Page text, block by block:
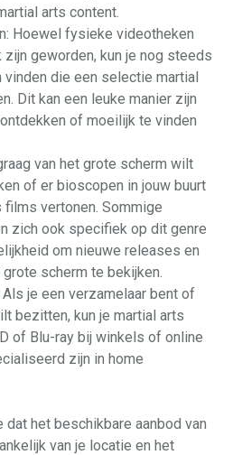
arts content.
Hoewel fysieke videotheken
geworden, kun je nog steeds
vinden die een selectie martial
Dit kan een leuke manier zijn
of moeilijk te vinden
van het grote scherm wilt
of er bioscopen in jouw buurt
films vertonen. Sommige
zich ook specifiek op dit genre
om nieuwe releases en
scherm te bekijken.
Als je een verzamelaar bent of
bezitten, kun je martial arts
of Blu-ray bij winkels of online
zijn in home
dat het beschikbare aanbod van
van je locatie en het